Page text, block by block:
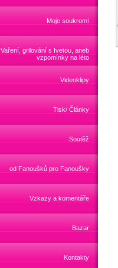
Moje soukromí
Vaření, grilování s Ivetou, aneb
vzpomínky na léto
Videoklipy
Tisk/ Články
Soutěž
od Fanoušků pro Fanoušky
Vzkazy a komentáře
Bazar
Kontakty